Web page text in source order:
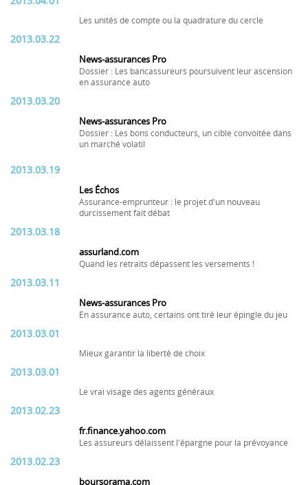
Les unités de compte ou la quadrature du cercle
2013.03.22
News-assurances Pro
Dossier : Les bancassureurs poursuivent leur ascension
en assurance auto
2013.03.20
News-assurances Pro
Dossier : Les bons conducteurs, un cible convoitée dans
un marché volatil
2013.03.19
Les Échos
Assurance-emprunteur : le projet d'un nouveau
durcissement fait débat
2013.03.18
assurland.com
Quand les retraits dépassent les versements !
2013.03.11
News-assurances Pro
En assurance auto, certains ont tiré leur épingle du jeu
2013.03.01
Mieux garantir la liberté de choix
2013.03.01
Le vrai visage des agents généraux
2013.02.23
fr.finance.yahoo.com
Les assureurs délaissent l'épargne pour la prévoyance
2013.02.23
boursorama.com